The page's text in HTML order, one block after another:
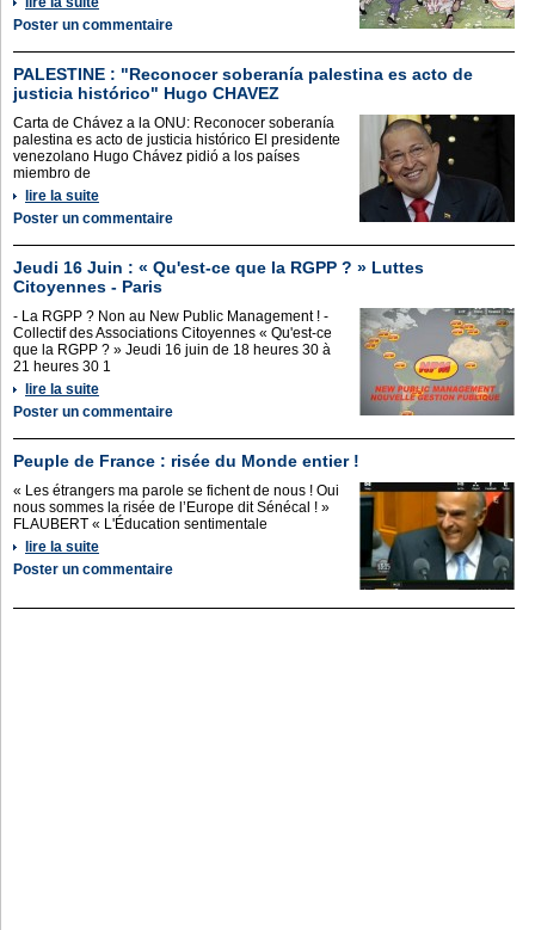
Poster un commentaire
PALESTINE : "Reconocer soberanía palestina es acto de
justicia histórico" Hugo CHAVEZ
Carta de Chávez a la ONU: Reconocer soberanía
palestina es acto de justicia histórico El presidente
venezolano Hugo Chávez pidió a los países
miembro de
lire la suite
Poster un commentaire
Jeudi 16 Juin : « Qu'est-ce que la RGPP ? » Luttes
Citoyennes - Paris
- La RGPP ? Non au New Public Management ! -
Collectif des Associations Citoyennes « Qu'est-ce
que la RGPP ? » Jeudi 16 juin de 18 heures 30 à
21 heures 30 1
lire la suite
Poster un commentaire
Peuple de France : risée du Monde entier !
« Les étrangers ma parole se fichent de nous ! Oui
nous sommes la risée de l’Europe dit Sénécal ! »
FLAUBERT « L'Éducation sentimentale
lire la suite
Poster un commentaire